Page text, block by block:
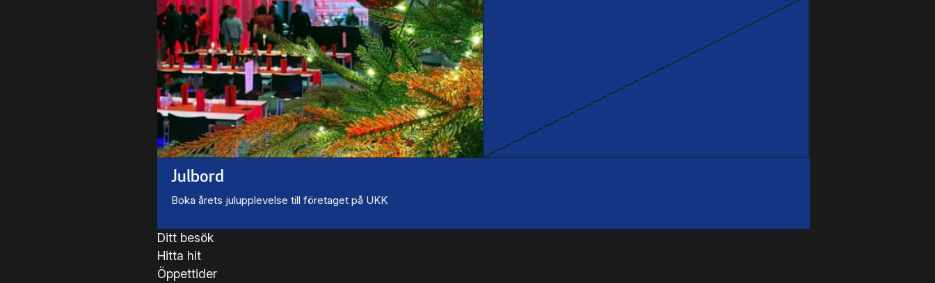
Julbord
Boka årets julupplevelse till företaget på UKK
Ditt besök
Hitta hit
Öppettider